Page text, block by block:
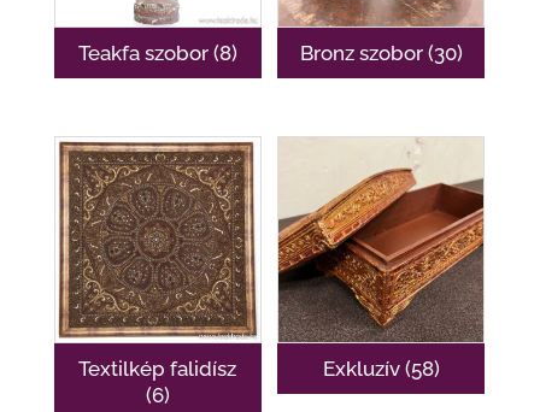
Teakfa szobor (8) Bronz szobor (30)
Textilkép falidísz
(6)
Exkluzív (58)